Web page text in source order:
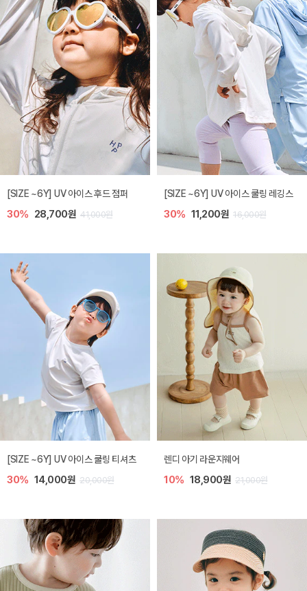
[SIZE ~6Y] UV 아이스 후드 점퍼
30% 28,700원 41,000원
[SIZE ~6Y] UV 아이스 쿨링 레깅스
30% 11,200원 16,000원
[SIZE ~6Y] UV 아이스 쿨링 티셔츠
30% 14,000원 20,000원
렌디 아기 라운지웨어
10% 18,900원 21,000원